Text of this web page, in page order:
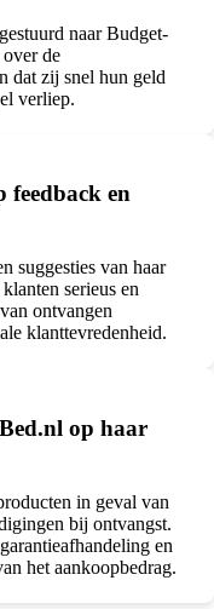
naar Budget-
de
dat zij snel hun geld
verliep.
feedback en
suggesties van haar
serieus en
ontvangen
klanttevredenheid.
op haar
in geval van
bij ontvangst.
en
het aankoopbedrag.